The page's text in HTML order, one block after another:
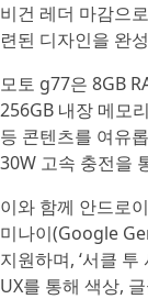
비건 레더 마감으
련된 디자인을 완
모토 g77은 8GB
256GB 내장 메모
등 콘텐츠를 여유
30W 고속 충전을
이와 함께 안드로
미나이(Google
지원하며, ‘서클
UX를 통해 색상,